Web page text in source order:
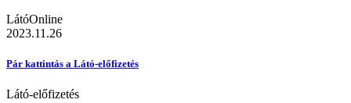
LátóOnline
2023.11.26
Pár kattintás a Látó-előfizetés
Látó-előfizetés